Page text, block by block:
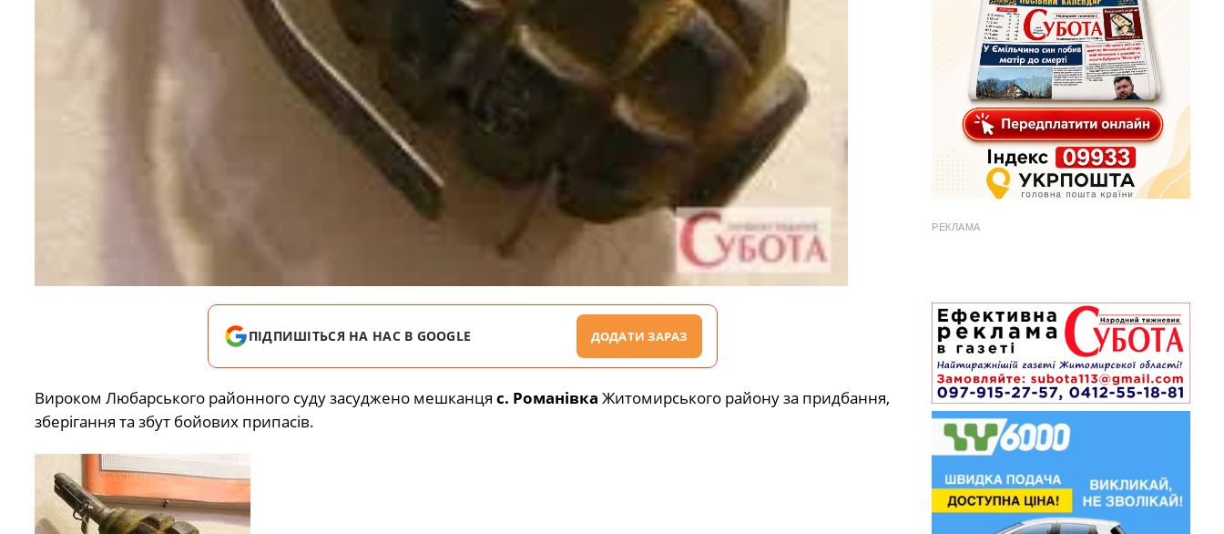
ПІДПИШІТЬСЯ НА НАС В GOOGLE ДОДАТИ ЗАРАЗ
Вироком Любарського районного суду засуджено мешканця с. Романівка Житомирського району за придбання,
зберігання та збут бойових припасів.
РЕКЛАМА